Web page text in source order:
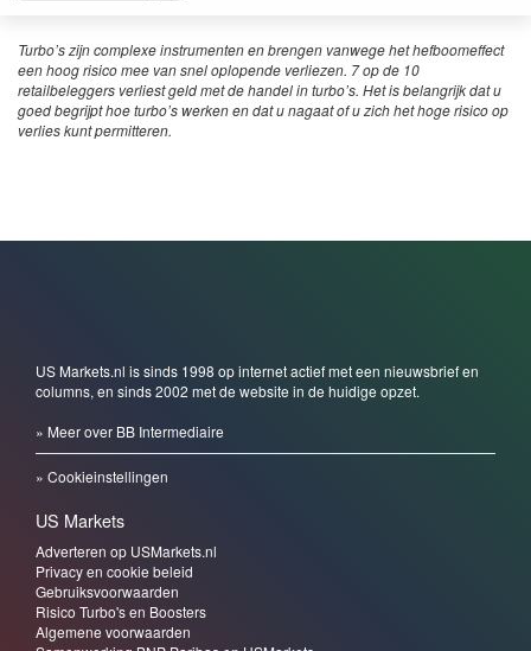
Turbo’s zijn complexe instrumenten en brengen vanwege het hefboomeffect
een hoog risico mee van snel oplopende verliezen. 7 op de 10
retailbeleggers verliest geld met de handel in turbo’s. Het is belangrijk dat u
goed begrijpt hoe turbo’s werken en dat u nagaat of u zich het hoge risico op
verlies kunt permitteren.
US Markets.nl is sinds 1998 op internet actief met een nieuwsbrief en
columns, en sinds 2002 met de website in de huidige opzet.
» Meer over BB Intermediaire
» Cookieinstellingen
US Markets
Adverteren op USMarkets.nl
Privacy en cookie beleid
Gebruiksvoorwaarden
Risico Turbo's en Boosters
Algemene voorwaarden